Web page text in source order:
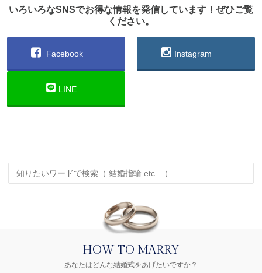
いろいろなSNSでお得な情報を発信しています！ぜひご覧
ください。
Facebook Instagram
LINE
HOW TO MARRY
あなたはどんな結婚式をあげたいですか？